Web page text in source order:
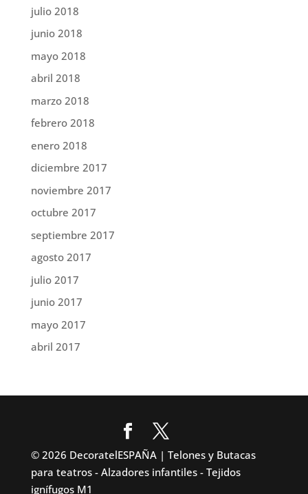
julio 2018
junio 2018
mayo 2018
abril 2018
marzo 2018
febrero 2018
enero 2018
diciembre 2017
noviembre 2017
octubre 2017
septiembre 2017
agosto 2017
julio 2017
junio 2017
mayo 2017
abril 2017
© 2026 DecoratelESPAÑA | Telones y Butacas
para teatros - Alzadores infantiles - Tejidos
ignífugos M1